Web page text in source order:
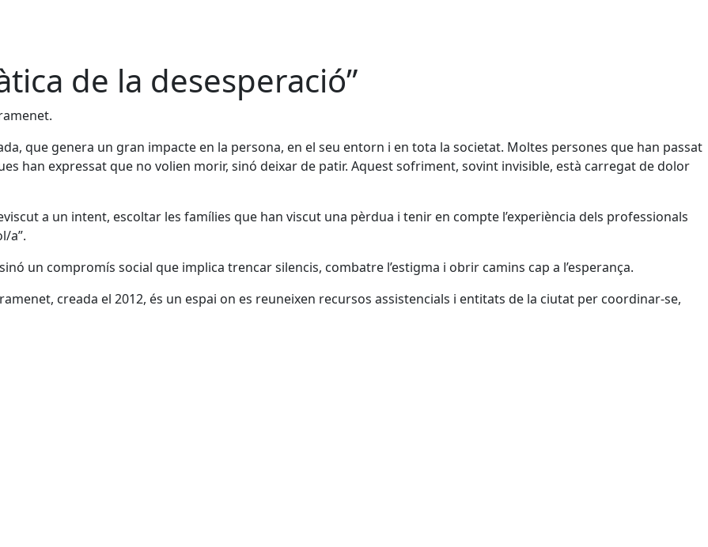
de la desesperació”
que genera un gran impacte en la persona, en el seu entorn i en tota la societat. Moltes persones que han passat
han expressat que no volien morir, sinó deixar de patir. Aquest sofriment, sovint invisible, està carregat de dolor
a un intent, escoltar les famílies que han viscut una pèrdua i tenir en compte l’experiència dels professionals
a”.
un compromís social que implica trencar silencis, combatre l’estigma i obrir camins cap a l’esperança.
creada el 2012, és un espai on es reuneixen recursos assistencials i entitats de la ciutat per coordinar-se,